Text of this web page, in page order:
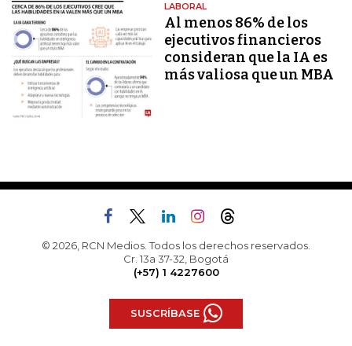
LABORAL
Al menos 86% de los
ejecutivos financieros
consideran que la IA es
más valiosa que un MBA
© 2026, RCN Medios. Todos los derechos reservados.
Cr. 13a 37-32, Bogotá
(+57) 1 4227600
SUSCRÍBASE